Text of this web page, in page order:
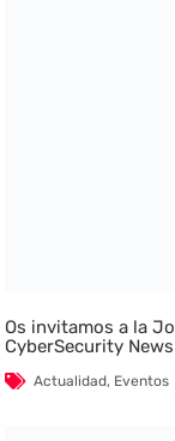
Os invitamos a la
CyberSecurity News
Actualidad, Eventos